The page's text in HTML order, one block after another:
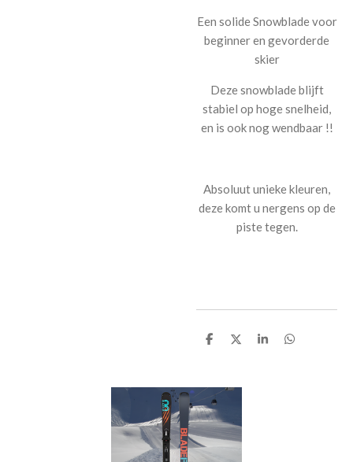
Een solide Snowblade voor
beginner en gevorderde
skier
Deze snowblade blijft
stabiel op hoge snelheid,
en is ook nog wendbaar !!
Absoluut unieke kleuren,
deze komt u nergens op de
piste tegen.
D
n
D
S
D